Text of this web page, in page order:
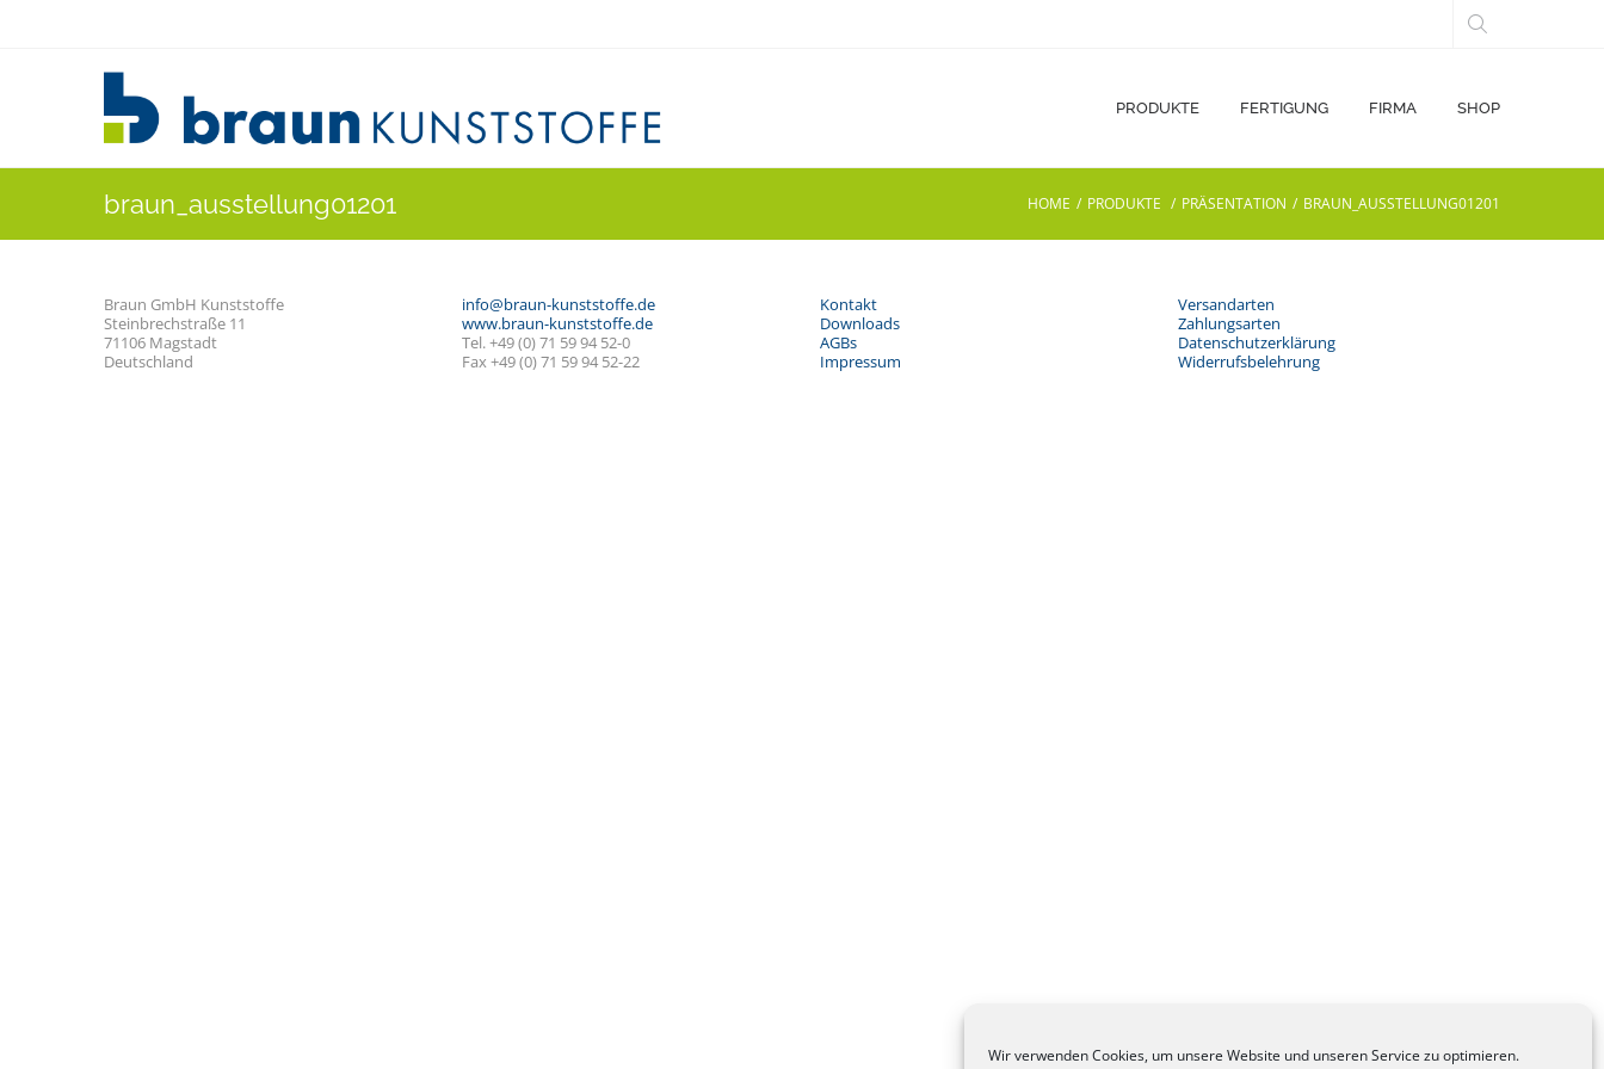
Wir verwenden Cookies, um unsere Website und unseren Service zu optimieren.
PRODUKTE FERTIGUNG FIRMA SHOP
braun_ausstellung01201 HOME / PRODUKTE / PRÄSENTATION / BRAUN_AUSSTELLUNG01201
Braun GmbH Kunststoffe
Steinbrechstraße 11
71106 Magstadt
Deutschland
info@braun-kunststoffe.de
www.braun-kunststoffe.de
Tel. +49 (0) 71 59 94 52-0
Fax +49 (0) 71 59 94 52-22
Kontakt
Downloads
AGBs
Impressum
Versandarten
Zahlungsarten
Datenschutzerklärung
Widerrufsbelehrung